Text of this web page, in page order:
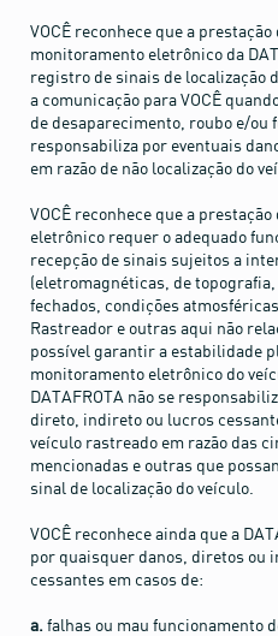
VOCÊ reconhece que a
monitoramento eletrônico da
registro de sinais de localização
a comunicação para VOCÊ
de desaparecimento, roubo e/ou
responsabiliza por eventuais
em razão de não localização do
VOCÊ reconhece que a
eletrônico requer o adequado
recepção de sinais sujeitos a
(eletromagnéticas, de
fechados, condições
Rastreador e outras aqui não
possível garantir a estabilidade
monitoramento eletrônico do
DATAFROTA não se
direto, indireto ou lucros
veículo rastreado em razão das
mencionadas e outras que
sinal de localização do veículo.
VOCÊ reconhece ainda que a
por quaisquer danos, diretos ou
cessantes em casos de:
a. falhas ou mau funcionamento